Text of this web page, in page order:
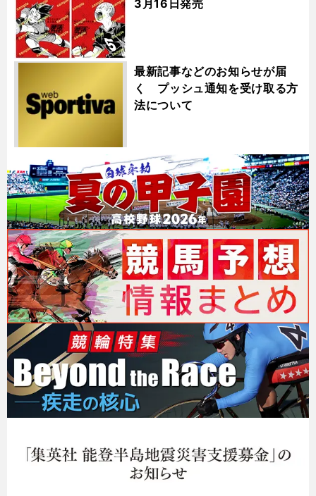
3月16日発売
最新記事などのお知らせが届
く プッシュ通知を受け取る方
法について